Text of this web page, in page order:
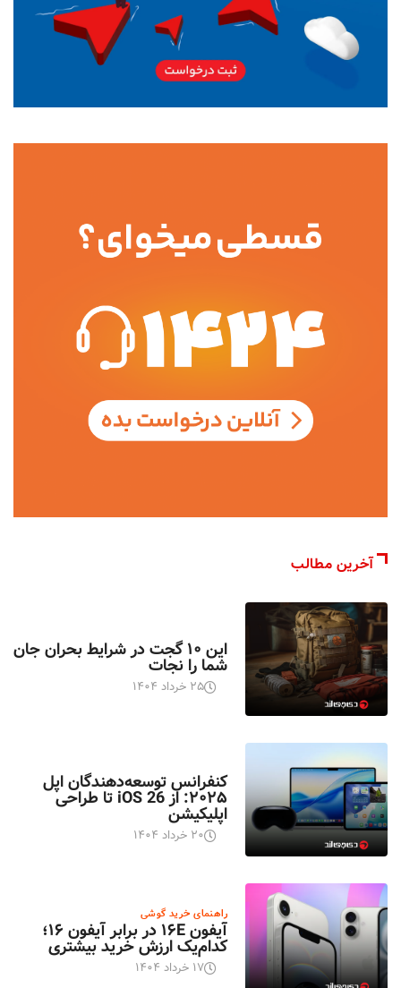
آخرین مطالب
این ۱۰ گجت در شرایط بحران جان
شما را نجات
۲۵ خرداد ۱۴۰۴
کنفرانس توسعه‌دهندگان اپل
۲۰۲۵: از iOS 26 تا طراحی
اپلیکیشن
۲۰ خرداد ۱۴۰۴
راهنمای خرید گوشی
آیفون ۱۶E در برابر آیفون ۱۶؛
کدام‌یک ارزش خرید بیشتری
۱۷ خرداد ۱۴۰۴